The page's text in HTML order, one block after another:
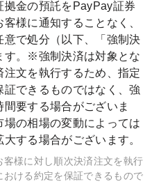
拠金の預託をPayPay証券
様に通知することなく、
で処分（以下、「強制決
す。※強制決済は対象とな
注文を執行するため、指定
できるものではなく、強
要する場合がございま
の相場の変動によっては
大する場合がございます。
様に対し順次決済注文を執行
ける約定を保証できるもので